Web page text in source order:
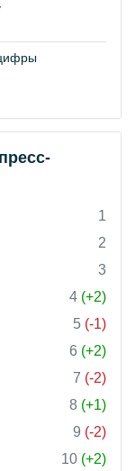
1
2
3
4 (+2)
5 (-1)
6 (+2)
7 (-2)
8 (+1)
9 (-2)
10 (+2)